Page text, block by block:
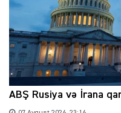
ABŞ Rusiya və İrana